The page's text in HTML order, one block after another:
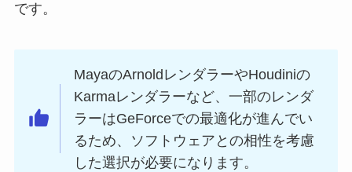
です。
MayaのArnoldレンダラーやHoudiniの
Karmaレンダラーなど、一部のレンダ
ラーはGeForceでの最適化が進んでい
るため、ソフトウェアとの相性を考慮
した選択が必要になります。